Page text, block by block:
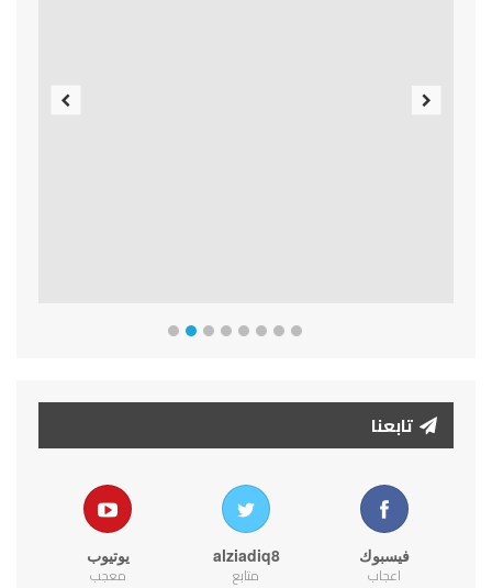
تابعنا
فيسبوك
اعجاب
alziadiq8
متابع
يوتيوب
معجب